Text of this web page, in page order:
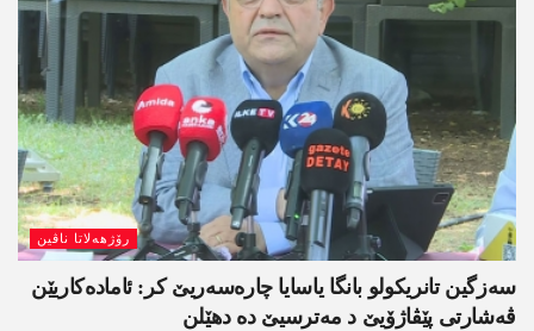
رۆژھەلاتا ناڤین
سەزگین تانریکولو بانگا یاسایا چارەسەریێ کر: ئامادەکاریێن
ڤەشارتی پێڤاژۆیێ د مەترسیێ دە دھێلن